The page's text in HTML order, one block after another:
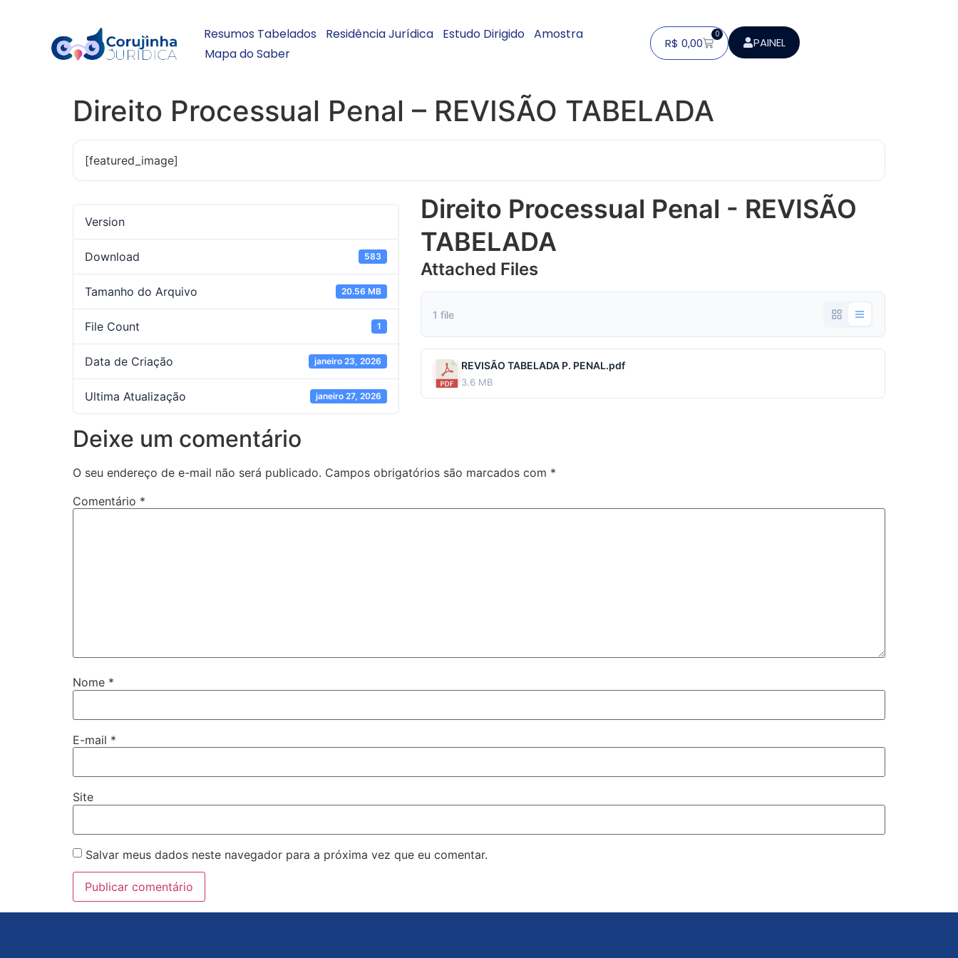
Resumos Tabelados Residência Jurídica Estudo Dirigido Amostra
Mapa do Saber
R$ 0,00
0
PAINEL
Direito Processual Penal – REVISÃO TABELADA
[featured_image]
Version
Download 583
Tamanho do Arquivo 20.56 MB
File Count 1
Data de Criação janeiro 23, 2026
Ultima Atualização janeiro 27, 2026
Direito Processual Penal - REVISÃO
TABELADA
Attached Files
1 file
REVISÃO TABELADA P. PENAL.pdf
3.6 MB
Deixe um comentário
O seu endereço de e-mail não será publicado. Campos obrigatórios são marcados com *
Comentário *
Nome *
E-mail *
Site
Salvar meus dados neste navegador para a próxima vez que eu comentar.